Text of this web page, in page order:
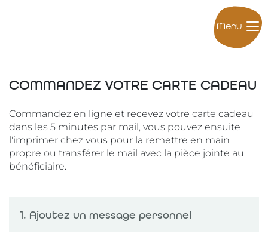
Menu
COMMANDEZ VOTRE CARTE CADEAU
Commandez en ligne et recevez votre carte cadeau
dans les 5 minutes par mail, vous pouvez ensuite
l'imprimer chez vous pour la remettre en main
propre ou transférer le mail avec la pièce jointe au
bénéficiaire.
1. Ajoutez un message personnel